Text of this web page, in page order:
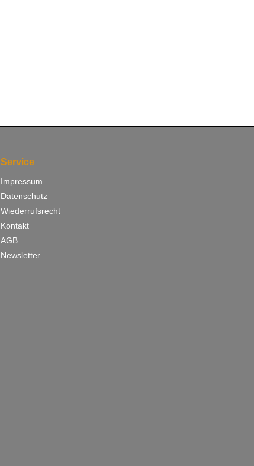
Service
Impressum
Datenschutz
Wiederrufsrecht
Kontakt
AGB
Newsletter